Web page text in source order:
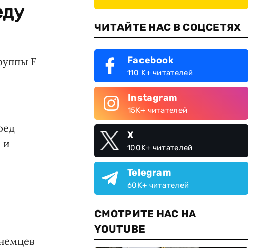
F
и
ЧИТАЙТЕ НАС В СОЦСЕТЯХ
Facebook
110 K+ читателей
Instagram
15K+ читателей
X
100K+ читателей
Telegram
60K+ читателей
СМОТРИТЕ НАС НА
YOUTUBE